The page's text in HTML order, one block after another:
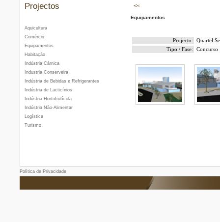
Projectos
Aquicultura
Comércio
Equipamentos
Habitação
Indústria Cárnica
Industria Conserveira
Indústria de Bebidas e Refrigerantes
Indústria de Lacticínios
Indústria Hortofrutícola
Indústria Não-Alimentar
Logística
Turismo
Equipamentos
Projecto:
Quartel
Tipo / Fase:
Concurso
Política de Privacidade